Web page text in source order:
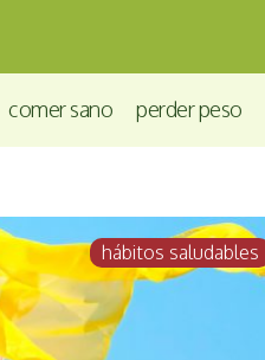
comer sano perder peso
hábitos saludables